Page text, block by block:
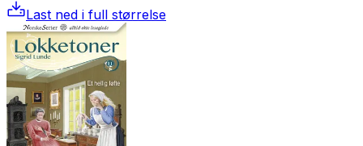
Last ned i full størrelse